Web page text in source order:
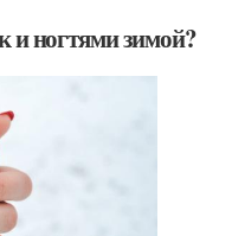
и ногтями зимой?